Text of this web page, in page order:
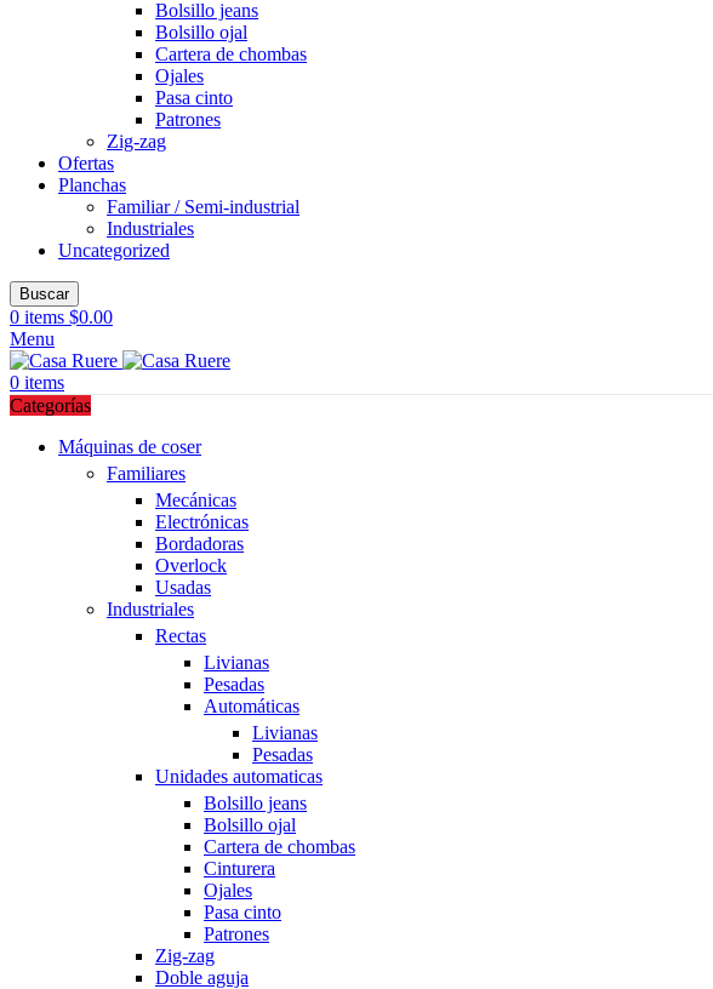
Bolsillo jeans
Bolsillo ojal
Cartera de chombas
Ojales
Pasa cinto
Patrones
Zig-zag
Ofertas
Planchas
Familiar / Semi-industrial
Industriales
Uncategorized
Buscar
0 items $0.00
Menu
0 items
Categorías
Máquinas de coser
Familiares
Mecánicas
Electrónicas
Bordadoras
Overlock
Usadas
Industriales
Rectas
Livianas
Pesadas
Automáticas
Livianas
Pesadas
Unidades automaticas
Bolsillo jeans
Bolsillo ojal
Cartera de chombas
Cinturera
Ojales
Pasa cinto
Patrones
Zig-zag
Doble aguja